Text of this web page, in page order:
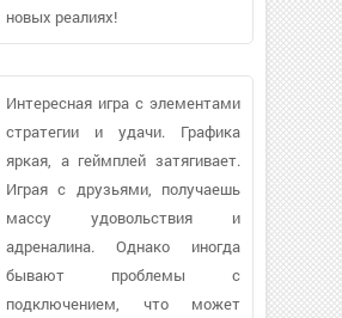
новых реалиях!
Интересная игра с элементами
стратегии и удачи. Графика
яркая, а геймплей затягивает.
Играя с друзьями, получаешь
массу удовольствия и
адреналина. Однако иногда
бывают проблемы с
подключением, что может